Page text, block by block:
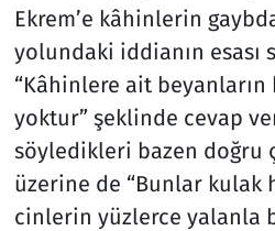
Ekrem’e kâhinlerin
yolundaki iddianın esası
“Kâhinlere ait
yoktur” şeklinde cevap
söyledikleri bazen doğru
üzerine de “Bunlar kulak
cinlerin yüzlerce yalanla